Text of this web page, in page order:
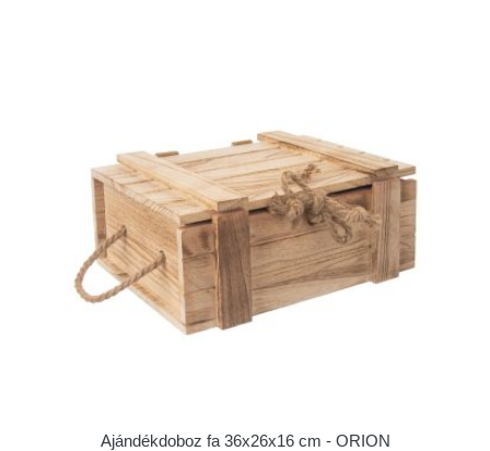
Ajándékdoboz fa 36x26x16 cm - ORION